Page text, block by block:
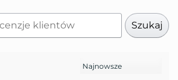
Szukaj